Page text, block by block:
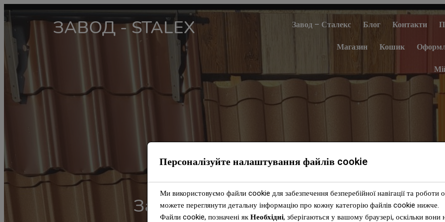
ЗАВОД - STALEX Завод – Сталекс Блог Контакти
Магазин
Кошик
Заглушка ковзана напівкругла 0,5
Персоналізуйте налаштування файлів cookie
Ми використовуємо файли cookie для забезпечення безперебійної навігації та
можете переглянути детальну інформацію про кожну категорію файлів cookie нижче.
Файли cookie, позначені якНеобхідні, зберігаються у вашому браузері, оскільки вони